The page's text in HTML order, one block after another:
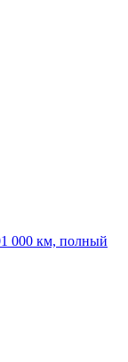
000 км, полный